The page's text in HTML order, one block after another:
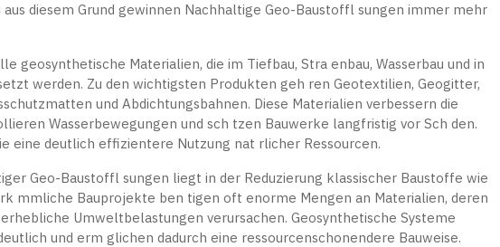
diesem Grund gewinnen Nachhaltige Geo-Baustoffl sungen immer mehr
geosynthetische Materialien, die im Tiefbau, Stra enbau, Wasserbau und in
werden. Zu den wichtigsten Produkten geh ren Geotextilien, Geogitter,
und Abdichtungsbahnen. Diese Materialien verbessern die
Wasserbewegungen und sch tzen Bauwerke langfristig vor Sch den.
eine deutlich effizientere Nutzung nat rlicher Ressourcen.
Geo-Baustoffl sungen liegt in der Reduzierung klassischer Baustoffe wie
mmliche Bauprojekte ben tigen oft enorme Mengen an Materialien, deren
Umweltbelastungen verursachen. Geosynthetische Systeme
und erm glichen dadurch eine ressourcenschonendere Bauweise.